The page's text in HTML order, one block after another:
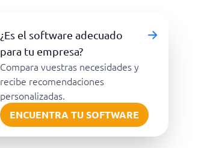
Ver todas las categorías→
¿Es el software adecuado
para tu empresa?
Compara vuestras necesidades y
recibe recomendaciones
personalizadas.
ENCUENTRA TU SOFTWARE